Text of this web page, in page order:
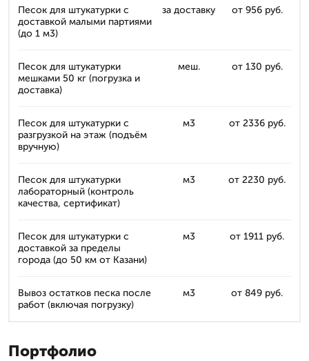
Песок для штукатурки с
доставкой малыми партиями
(до 1 м3)
за доставку от 956 руб.
Песок для штукатурки
мешками 50 кг (погрузка и
доставка)
меш. от 130 руб.
Песок для штукатурки с
разгрузкой на этаж (подъём
вручную)
м3 от 2336 руб.
Песок для штукатурки
лабораторный (контроль
качества, сертификат)
м3 от 2230 руб.
Песок для штукатурки с
доставкой за пределы
города (до 50 км от Казани)
м3 от 1911 руб.
Вывоз остатков песка после
работ (включая погрузку)
м3 от 849 руб.
Портфолио